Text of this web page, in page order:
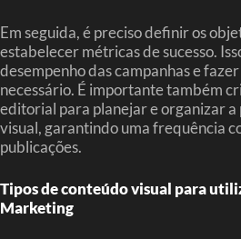
Em seguida, é preciso definir os
estabelecer métricas de sucesso.
desempenho das campanhas e
necessário. É importante também
editorial para planejar e organizar
visual, garantindo uma frequência
publicações.
Tipos de conteúdo visual para
Marketing